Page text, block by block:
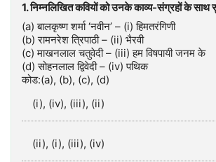
1. निम्नलिखित कवियों को उनके काव्य-संग्रहों के साथ
(a) बालकृष्ण शर्मा ‘नवीन’ – (i) हिमतरंगिणी
(b) रामनरेश त्रिपाठी – (ii) भैरवी
(c) माखनलाल चतुवेदी – (iii) हम विषपायी जनम के
(d) सोहनलाल द्विवेदी – (iv) पथिक
कोड:(a), (b), (c), (d)
(i), (iv), (iii), (ii)
(ii), (i), (iii), (iv)